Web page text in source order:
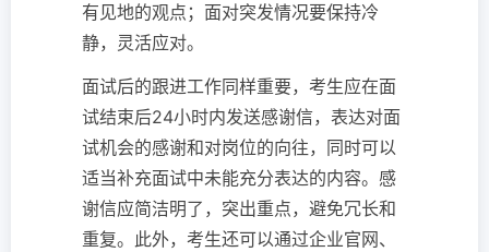
有见地的观点；面对突发情况要保持冷
静，灵活应对。
面试后的跟进工作同样重要，考生应在面
试结束后24小时内发送感谢信，表达对面
试机会的感谢和对岗位的向往，同时可以
适当补充面试中未能充分表达的内容。感
谢信应简洁明了，突出重点，避免冗长和
重复。此外，考生还可以通过企业官网、